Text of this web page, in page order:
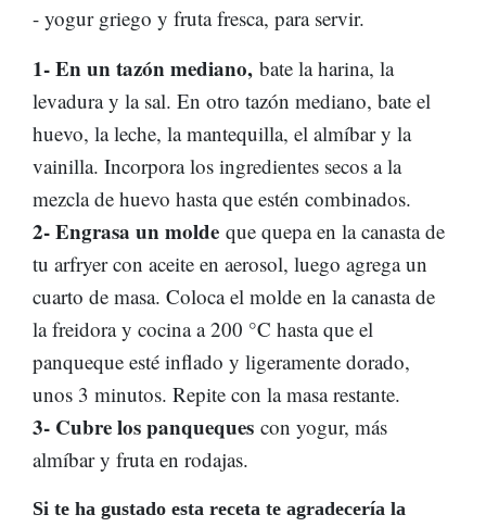
- yogur griego y fruta fresca, para servir.
1- En un tazón mediano, bate la harina, la
levadura y la sal. En otro tazón mediano, bate el
huevo, la leche, la mantequilla, el almíbar y la
vainilla. Incorpora los ingredientes secos a la
mezcla de huevo hasta que estén combinados.
2- Engrasa un molde que quepa en la canasta de
tu arfryer con aceite en aerosol, luego agrega un
cuarto de masa. Coloca el molde en la canasta de
la freidora y cocina a 200 °C hasta que el
panqueque esté inflado y ligeramente dorado,
unos 3 minutos. Repite con la masa restante.
3- Cubre los panqueques con yogur, más
almíbar y fruta en rodajas.
Si te ha gustado esta receta te agradecería la